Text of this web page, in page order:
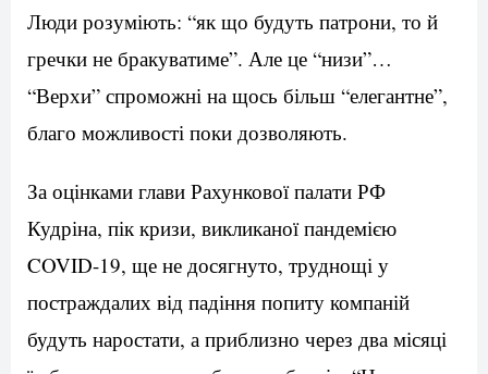
Люди розуміють: “як що будуть патрони, то й
гречки не бракуватиме”. Але це “низи”…
“Верхи” спроможні на щось більш “елегантне”,
благо можливості поки дозволяють.
За оцінками глави Рахункової палати РФ
Кудріна, пік кризи, викликаної пандемією
COVID-19, ще не досягнуто, труднощі у
постраждалих від падіння попиту компаній
будуть наростати, а приблизно через два місяці